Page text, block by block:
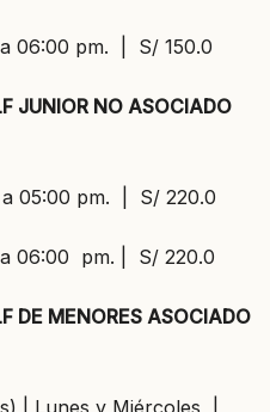
06:00 pm. | S/ 150.0
JUNIOR NO ASOCIADO
05:00 pm. | S/ 220.0
06:00 pm. | S/ 220.0
DE MENORES ASOCIADO
| Lunes y Miércoles |